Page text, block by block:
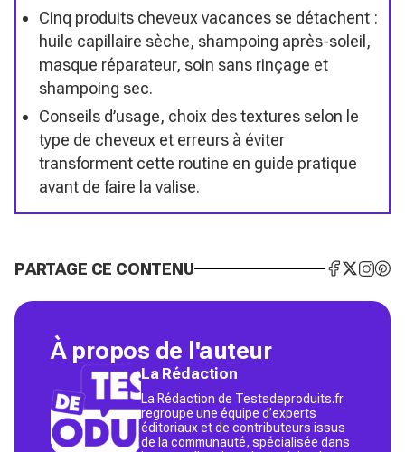
Cinq produits cheveux vacances se détachent :
huile capillaire sèche, shampoing après-soleil,
masque réparateur, soin sans rinçage et
shampoing sec.
Conseils d’usage, choix des textures selon le
type de cheveux et erreurs à éviter
transforment cette routine en guide pratique
avant de faire la valise.
PARTAGE CE CONTENU
À propos de l'auteur
La Rédaction
La Rédaction de Testsdeproduits.fr
regroupe une équipe d’experts
éditoriaux et de contributeurs issus
de la communauté, spécialisée dans